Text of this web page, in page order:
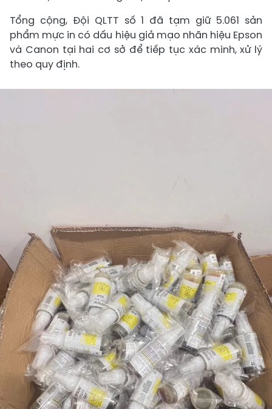
Tổng cộng, Đội QLTT số 1 đã tạm giữ 5.061 sản
phẩm mực in có dấu hiệu giả mạo nhãn hiệu Epson
và Canon tại hai cơ sở để tiếp tục xác minh, xử lý
theo quy định.